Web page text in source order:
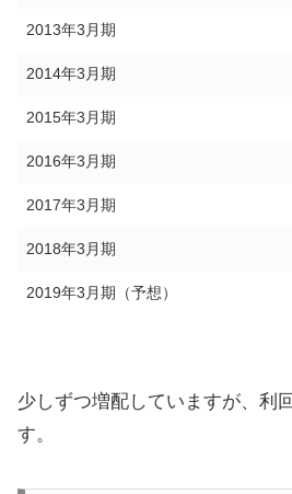
2013年3月期
2014年3月期
2015年3月期
2016年3月期
2017年3月期
2018年3月期
2019年3月期（予想）
少しずつ増配していますが、利
す。